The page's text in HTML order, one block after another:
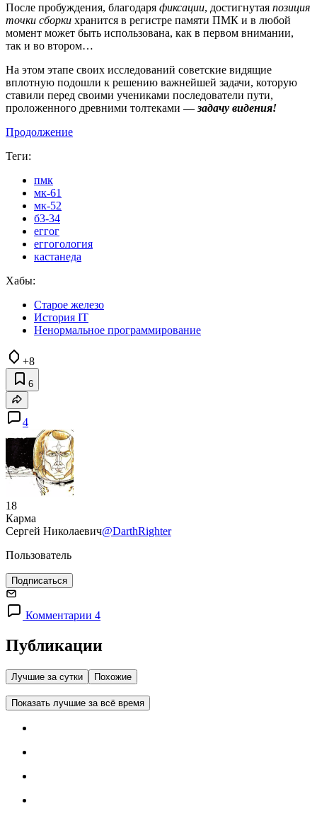
После пробуждения, благодаря фиксации, достигнутая позиция
точки сборки хранится в регистре памяти ПМК и в любой
момент может быть использована, как в первом внимании,
так и во втором…
На этом этапе своих исследований советские видящие
вплотную подошли к решению важнейшей задачи, которую
ставили перед своими учениками последователи пути,
проложенного древними толтеками — задачу видения!
Продолжение
Теги:
пмк
мк-61
мк-52
б3-34
еггог
еггогология
кастанеда
Хабы:
Старое железо
История IT
Ненормальное программирование
+8
6
4
18
Карма
Сергей Николаевич@DarthRighter
Пользователь
Подписаться
Комментарии 4
Публикации
Лучшие за сутки Похожие
Показать лучшие за всё время